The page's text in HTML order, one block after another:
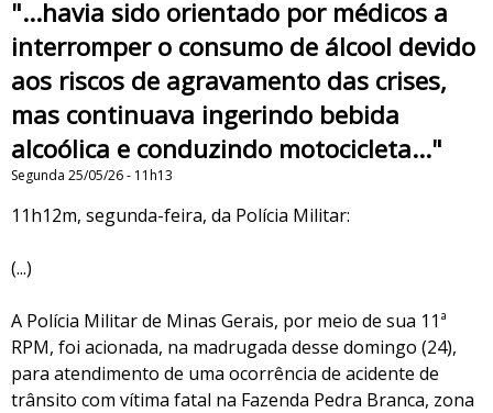
"...havia sido orientado por médicos a
interromper o consumo de álcool devido
aos riscos de agravamento das crises,
mas continuava ingerindo bebida
alcoólica e conduzindo motocicleta..."
Segunda 25/05/26 - 11h13
11h12m, segunda-feira, da Polícia Militar:
(...)
A Polícia Militar de Minas Gerais, por meio de sua 11ª
RPM, foi acionada, na madrugada desse domingo (24),
para atendimento de uma ocorrência de acidente de
trânsito com vítima fatal na Fazenda Pedra Branca, zona